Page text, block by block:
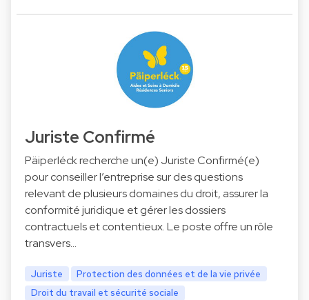
Juriste Confirmé
Päiperléck recherche un(e) Juriste Confirmé(e)
pour conseiller l’entreprise sur des questions
relevant de plusieurs domaines du droit, assurer la
conformité juridique et gérer les dossiers
contractuels et contentieux. Le poste offre un rôle
transvers…
Juriste
Protection des données et de la vie privée
Droit du travail et sécurité sociale